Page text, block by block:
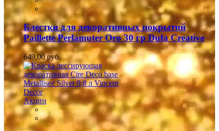
Блестки для декоративных покрытий
Paillette Perlamuter Oro 30 гр Dufa Creative
649,00 руб.
Акции